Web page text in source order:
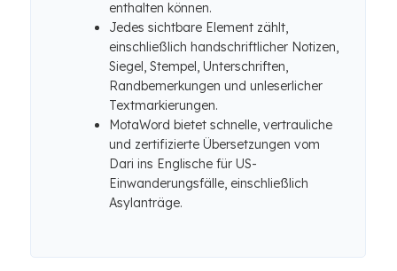
enthalten können.
Jedes sichtbare Element zählt,
einschließlich handschriftlicher Notizen,
Siegel, Stempel, Unterschriften,
Randbemerkungen und unleserlicher
Textmarkierungen.
MotaWord bietet schnelle, vertrauliche
und zertifizierte Übersetzungen vom
Dari ins Englische für US-
Einwanderungsfälle, einschließlich
Asylanträge.